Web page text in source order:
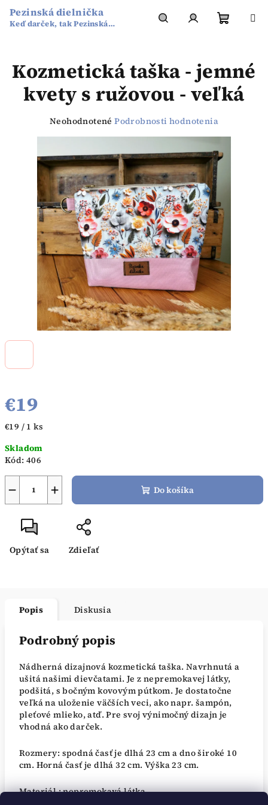
na
obsah
Pezinská dielnička
Keď darček, tak Pezinská
košík
€19
Jednotková
€19 / 1 ks
Skladom
Kód: 406
+
− Do košíka
Opýtať sa Zdieľať
Kozmetická taška - jemné
kvety s ružovou - veľká
Priemerné
je
0,0
z
hviezdičiek.
Neohodnotené Podrobnosti hodnotenia
Popis Diskusia
Podrobný popis
Nádherná dizajnová kozmetická taška. Navrhnutá a
ušitá našimi dievčatami. Je z nepremokavej látky,
podšitá, s bočným kovovým pútkom. Je dostatočne
veľká na uloženie väčších veci, ako napr. šampón,
pleťové mlieko, atď. Pre svoj výnimočný dizajn je
vhodná ako darček.
Rozmery: spodná časť je dlhá 23 cm a dno široké 10
cm. Horná časť je dlhá 32 cm. Výška 23 cm.
Materiál : nepremokavá látka.